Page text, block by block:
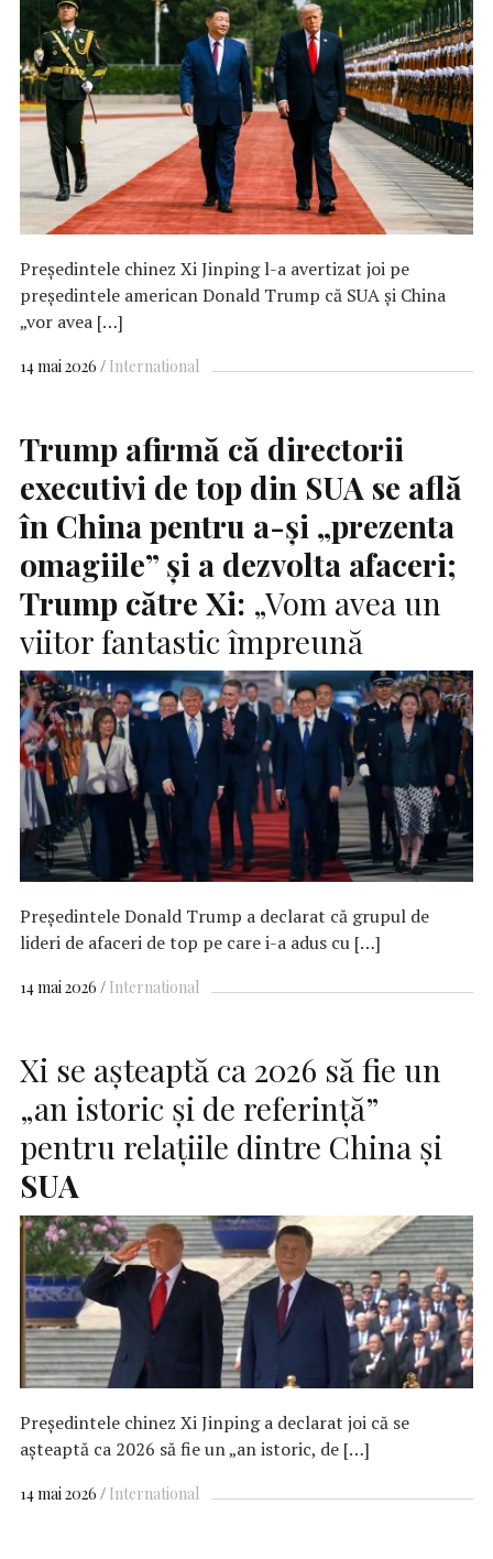
Președintele chinez Xi Jinping l-a avertizat joi pe
președintele american Donald Trump că SUA și China
„vor avea […]
14 mai 2026 International
Trump afirmă că directorii
executivi de top din SUA se află
în China pentru a-și „prezenta
omagiile” și a dezvolta afaceri;
Trump către Xi: „Vom avea un
viitor fantastic împreună
Președintele Donald Trump a declarat că grupul de
lideri de afaceri de top pe care i-a adus cu […]
14 mai 2026 International
Xi se așteaptă ca 2026 să fie un
„an istoric și de referință”
pentru relațiile dintre China și
SUA
Președintele chinez Xi Jinping a declarat joi că se
așteaptă ca 2026 să fie un „an istoric, de […]
14 mai 2026 International